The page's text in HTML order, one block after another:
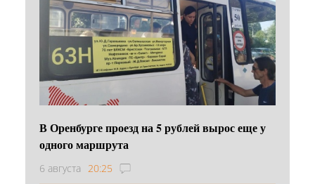
В Оренбурге проезд на 5 рублей вырос еще у
одного маршрута
6 августа 20:25